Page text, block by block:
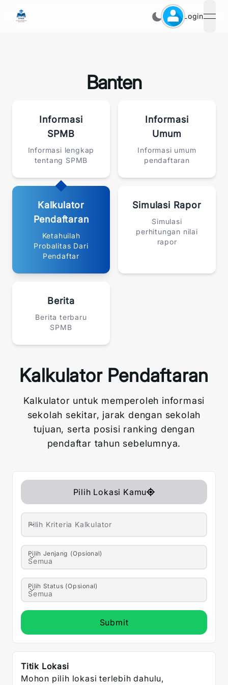
Login
Banten
Informasi
SPMB
Informasi lengkap
tentang SPMB
Informasi
Umum
Informasi umum
pendaftaran
Kalkulator
Pendaftaran
Ketahuilah
Probalitas Dari
Pendaftar
Simulasi Rapor
Simulasi
perhitungan nilai
rapor
Berita
Berita terbaru
SPMB
Kalkulator Pendaftaran
Kalkulator untuk memperoleh informasi
sekolah sekitar, jarak dengan sekolah
tujuan, serta posisi ranking dengan
pendaftar tahun sebelumnya.
Pilih Lokasi Kamu
Pilih Kriteria Kalkulator
Pilih Jenjang (Opsional)
Pilih Jenjang (Opsional)
Semua
Pilih Status (Opsional)
Pilih Status (Opsional)
Semua
Submit
Titik Lokasi
Mohon pilih lokasi terlebih dahulu,